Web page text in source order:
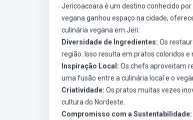
Jericoacoara é um destino conhecido
vegana ganhou espaço na cidade,
culinária vegana em Jeri:
Diversidade de Ingredientes: Os
região. Isso resulta em pratos coloridos e
Inspiração Local: Os chefs aproveitam
uma fusão entre a culinária local e o
Criatividade: Os pratos muitas vezes
cultura do Nordeste.
Compromisso com a Sustentabilidade: